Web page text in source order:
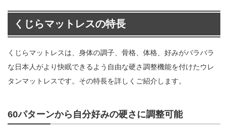
くじらマットレスの特長
くじらマットレスは、身体の調子、骨格、体格、好みがバラバラ
な日本人がより快眠できるよう自由な硬さ調整機能を付けたウレ
タンマットレスです。その特長を詳しくご紹介します。
60パターンから自分好みの硬さに調整可能